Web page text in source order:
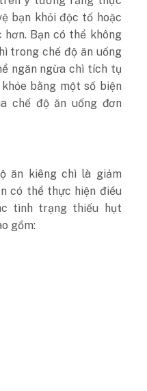
bạn khỏi độc tố hoặc
hơn. Bạn có thể không
trong chế độ ăn uống
ngăn ngừa chì tích tụ
bằng một số biện
chế độ ăn uống đơn
ăn kiêng chì là giảm
có thể thực hiện điều
tình trạng thiếu hụt
gồm: